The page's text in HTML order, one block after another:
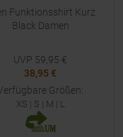
Funktionsshirt Kurz
Black Damen
UVP 59,95 €
38,95 €
Größen:
XS | S | M | L